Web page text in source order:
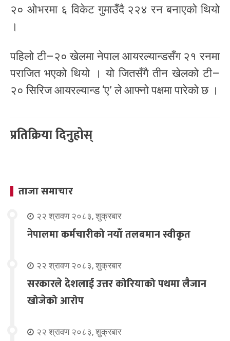
२० ओभरमा ६ विकेट गुमाउँदै २२४ रन बनाएको थियो
।
पहिलो टी–२० खेलमा नेपाल आयरल्यान्डसँग २१ रनमा
पराजित भएको थियो । यो जितसँगै तीन खेलको टी–
२० सिरिज आयरल्यान्ड ‘ए’ ले आफ्नो पक्षमा पारेको छ ।
प्रतिक्रिया दिनुहोस्
ताजा समाचार
२२ श्रावण २०८३, शुक्रबार
नेपालमा कर्मचारीको नयाँ तलबमान स्वीकृत
२२ श्रावण २०८३, शुक्रबार
सरकारले देशलाई उत्तर कोरियाको पथमा लैजान
खोजेको आरोप
२२ श्रावण २०८३, शुक्रबार